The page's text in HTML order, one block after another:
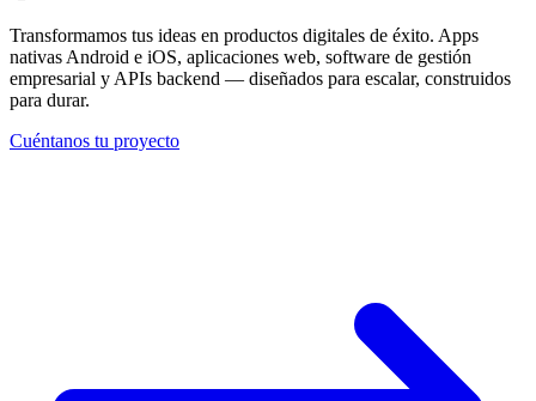
Transformamos tus ideas en productos digitales de éxito. Apps
nativas Android e iOS, aplicaciones web, software de gestión
empresarial y APIs backend — diseñados para escalar, construidos
para durar.
Cuéntanos tu proyecto